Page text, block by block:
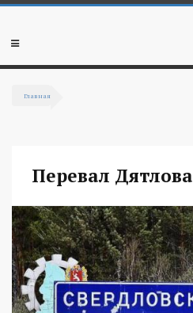
Перейти к основному содержанию
Мобильное
Главная
Перевал Дятлова